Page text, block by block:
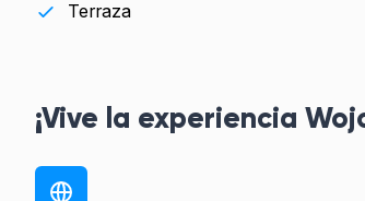
Terraza
¡Vive la experiencia